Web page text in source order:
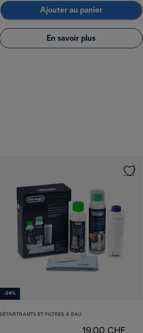
Ajouter au panier
En savoir plus
-24%
DÉTARTRANTS ET FILTRES À EAU